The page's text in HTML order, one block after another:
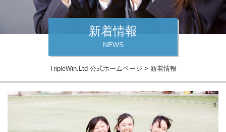
新着情報
NEWS
TripleWin.Ltd 公式ホームページ > 新着情報